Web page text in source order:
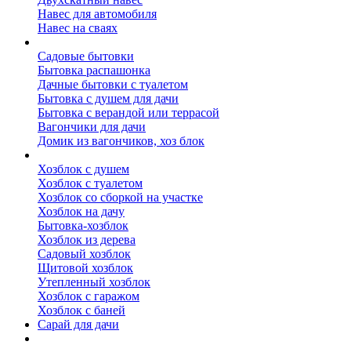
Навес для автомобиля
Навес на сваях
Садовые бытовки
Бытовка распашонка
Дачные бытовки с туалетом
Бытовка с душем для дачи
Бытовка с верандой или террасой
Вагончики для дачи
Домик из вагончиков, хоз блок
Хозблок с душем
Хозблок с туалетом
Хозблок со сборкой на участке
Хозблок на дачу
Бытовка-хозблок
Хозблок из дерева
Садовый хозблок
Щитовой хозблок
Утепленный хозблок
Хозблок с гаражом
Хозблок с баней
Сарай для дачи